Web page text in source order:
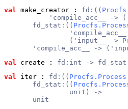
val
make_creator : fd:((
'compile_acc__ ->
       fd_stat:((
'compile_acc__
                ('input__ ->
'compile_acc__ ->
val
create : fd:int ->
val
iter : fd:((
       fd_stat:((
                unit) ->
       unit